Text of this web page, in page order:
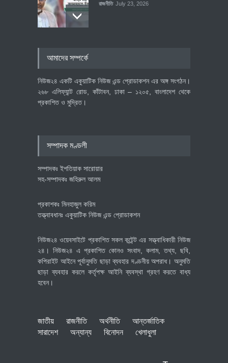
রাজনীতি July 23, 2026
আমাদের সম্পর্কে
নিউজ২৪ একটি একুয়াটিক নিউজ এন্ড প্রোডাকশন এর অঙ্গ সংগঠন।
২৬৮ এলিফ্যান্ট রোড, কাঁটাবন, ঢাকা – ১২০৫, বাংলাদেশ থেকে
প্রকাশিত ও মুদ্রিত।
সম্পাদক মণ্ডলী
সম্পাদকঃ ইশতিয়াক সারোয়ার
সহ-সম্পাদকঃ জহিরুল আলম
প্রকাশকঃ মিনহাজুল করিম
তত্ত্বাবধানঃ একুয়াটিক নিউজ এন্ড প্রোডাকশন
নিউজ২৪ ওয়েবসাইটে প্রকাশিত সকল কন্টেন্ট এর সত্ত্বাধিকারী নিউজ
২৪। নিউজ২৪ এ প্রকাশিত কোনও সংবাদ, কলাম, তথ্য, ছবি,
কপিরাইট আইনে পূর্বানুমতি ছাড়া ব্যবহার দণ্ডনীয় অপরাধ। অনুমতি
ছাড়া ব্যবহার করলে কর্তৃপক্ষ আইনি ব্যবস্থা গ্রহণ করতে বাধ্য
হবেন।
জাতীয় রাজনীতি অর্থনীতি
আন্তর্জাতিক
সারাদেশ
অন্যান্য বিনোদন খেলাধুলা